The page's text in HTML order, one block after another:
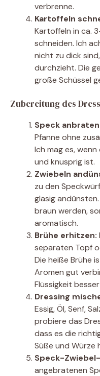
verbrenne.
Kartoffeln
Kartoffeln in ca.
schneiden. Ich
nicht zu dick
durchzieht. Die
große Schüssel
Zubereitung des
Speck
Pfanne ohne
Ich mag es,
und knusprig ist.
Zwiebeln
zu den
glasig
braun werden,
aromatisch.
Brühe erhitzen:
separaten Topf
Die heiße Brühe
Aromen gut
Flüssigkeit
Dressing
Essig, Öl, Senf,
probiere das
dass es die
Süße und Würze
Speck-
angebratenen